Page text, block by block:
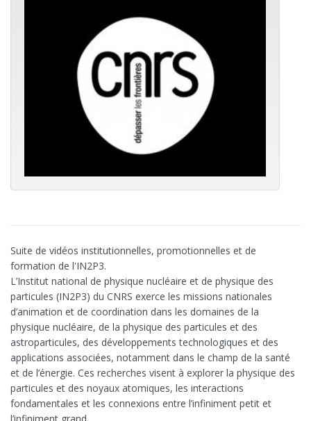
Suite de vidéos institutionnelles, promotionnelles et de
formation de l'IN2P3.
L’Institut national de physique nucléaire et de physique des
particules (IN2P3) du CNRS exerce les missions nationales
d’animation et de coordination dans les domaines de la
physique nucléaire, de la physique des particules et des
astroparticules, des développements technologiques et des
applications associées, notamment dans le champ de la santé
et de l’énergie. Ces recherches visent à explorer la physique des
particules et des noyaux atomiques, les interactions
fondamentales et les connexions entre l’infiniment petit et